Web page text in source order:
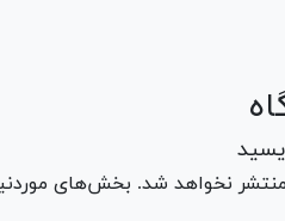
نخواهد شد. بخش‌های